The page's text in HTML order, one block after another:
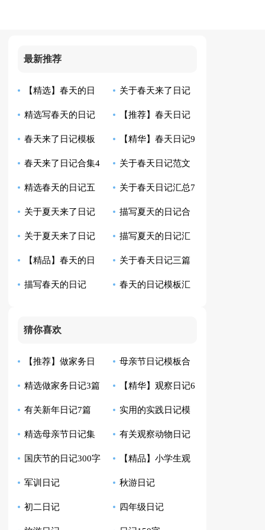
最新推荐
【精选】春天的日
记汇编八篇
关于春天来了日记
汇总10篇
精选写春天的日记
合集十篇
【推荐】春天日记
集合7篇
春天来了日记模板
集合6篇
【精华】春天日记9
篇
春天来了日记合集4
篇
关于春天日记范文
六篇
精选春天的日记五
篇
关于春天日记汇总7
篇
关于夏天来了日记
模板7篇
描写夏天的日记合
集十篇
关于夏天来了日记
范文集锦6篇
描写夏天的日记汇
编四篇
【精品】春天的日
记汇总8篇
关于春天日记三篇
描写春天的日记 春天的日记模板汇
猜你喜欢
【推荐】做家务日
记合集7篇
母亲节日记模板合
集七篇
精选做家务日记3篇 【精华】观察日记6
篇
有关新年日记7篇 实用的实践日记模
板汇编5篇
精选母亲节日记集
锦9篇
有关观察动物日记
模板7篇
国庆节的日记300字 【精品】小学生观
察日记范文汇编五篇
军训日记 秋游日记
初二日记 四年级日记